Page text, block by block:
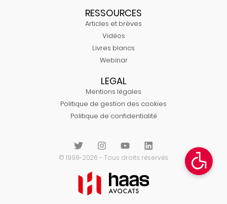
RESSOURCES
Articles et brèves
Vidéos
Livres blancs
Webinar
LEGAL
Mentions légales
Politique de gestion des cookies
Politique de confidentialité
© 1998-2026 - Tous droits réservés